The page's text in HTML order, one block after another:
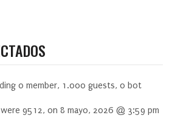
0 member, 1.000 guests, 0 bot
9512, on 8 mayo, 2026 @ 3:59 pm